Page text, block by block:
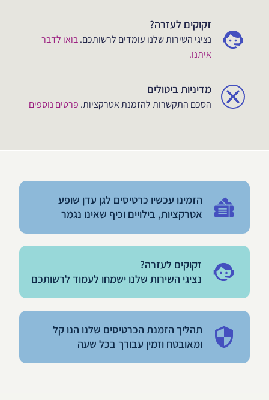
זקוקים לעזרה?
נציגי השירות שלנו עומדים לרשותכם.בואו לדבר
איתנו.
מדיניות ביטולים
הסכם התקשרות להזמנת אטרקציות. פרטים נוספים
הזמינו עכשיו כרטיסים לגן עדן שופע
אטרקציות, בילויים וכיף שאינו נגמר
זקוקים לעזרה?
נציגי השירות שלנו ישמחו לעמוד לרשותכם
תהליך הזמנת הכרטיסים שלנו הנו קל
ומאובטח וזמין עבורך בכל שעה